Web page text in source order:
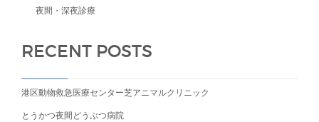
夜間・深夜診療
RECENT POSTS
港区動物救急医療センター芝アニマルクリニック
とうかつ夜間どうぶつ病院